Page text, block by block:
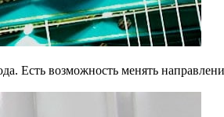
Есть возможность менять